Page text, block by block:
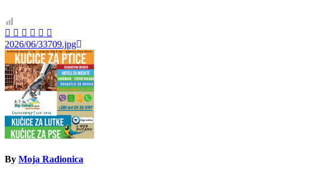
Кретање
чланка
2026/06/33709.jpg
By Moja Radionica